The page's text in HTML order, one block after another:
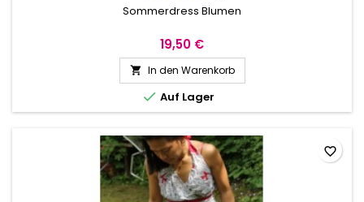
Sommerdress Blumen
19,50 €
 In den Warenkorb
 Auf Lager
favorite_border